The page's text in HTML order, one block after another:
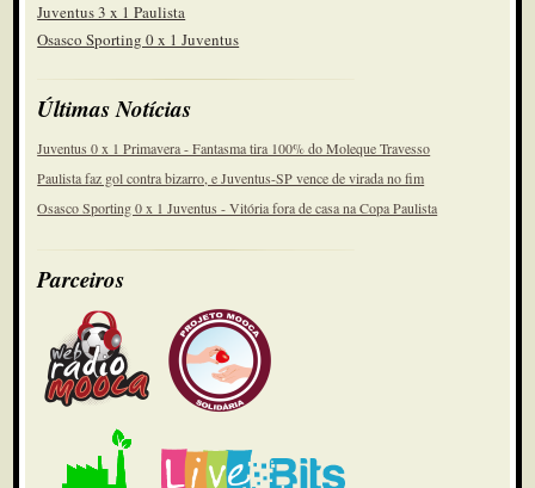
Juventus 3 x 1 Paulista
Osasco Sporting 0 x 1 Juventus
Últimas Notícias
Juventus 0 x 1 Primavera - Fantasma tira 100% do Moleque Travesso
Paulista faz gol contra bizarro, e Juventus-SP vence de virada no fim
Osasco Sporting 0 x 1 Juventus - Vitória fora de casa na Copa Paulista
Parceiros